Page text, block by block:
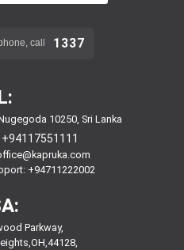
call 1337
10250, Sri Lanka
+94117551111
+94711222002
Parkway,